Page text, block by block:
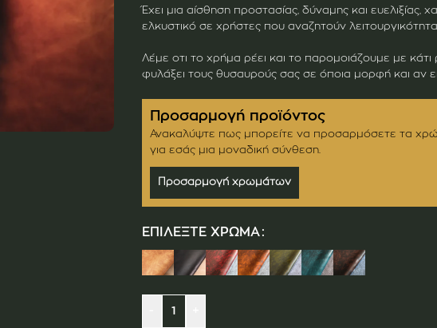
Έχει μια αίσθηση προστασίας, δύναμης και ευελιξίας,
ελκυστικό σε χρήστες που αναζητούν
Λέμε οτι το χρήμα ρέει και το παρομοιάζουμε με
φυλάξει τους θυσαυρούς σας σε όποια μορφή και αν
Προσαρμογή προϊόντος
Ανακαλύψτε πως μπορείτε να προσαρμόσετε τα
για εσάς μια μοναδική σύνθεση.
Προσαρμογή χρωμάτων
ΕΠΙΛΈΞΤΕ ΧΡΏΜΑ